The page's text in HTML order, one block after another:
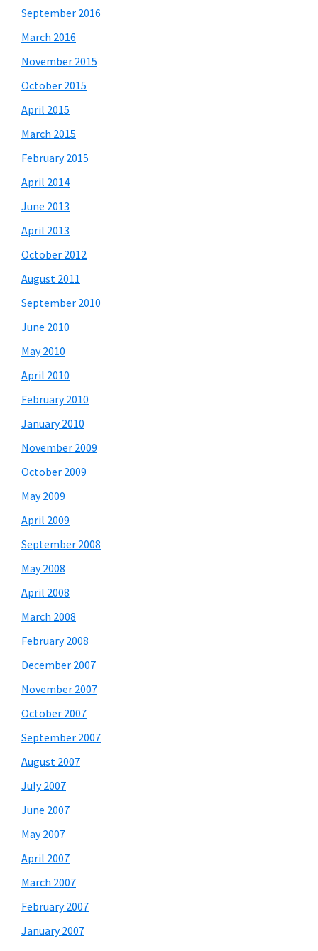
September 2016
March 2016
November 2015
October 2015
April 2015
March 2015
February 2015
April 2014
June 2013
April 2013
October 2012
August 2011
September 2010
June 2010
May 2010
April 2010
February 2010
January 2010
November 2009
October 2009
May 2009
April 2009
September 2008
May 2008
April 2008
March 2008
February 2008
December 2007
November 2007
October 2007
September 2007
August 2007
July 2007
June 2007
May 2007
April 2007
March 2007
February 2007
January 2007